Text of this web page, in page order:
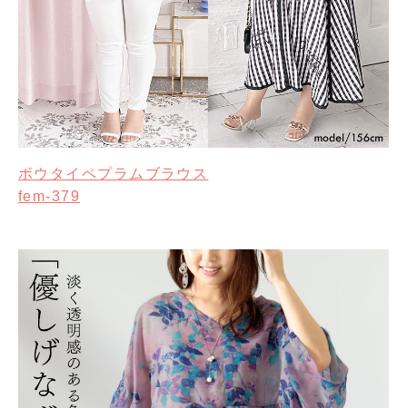
ボウタイペプラムブラウス
fem-379